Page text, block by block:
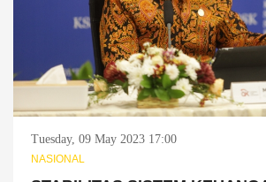
Tuesday, 09 May 2023 17:00
NASIONAL